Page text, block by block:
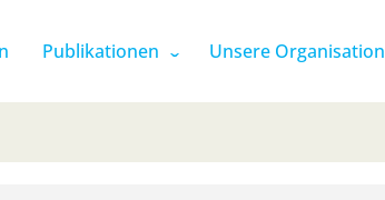
Publikationen Unsere Organisation